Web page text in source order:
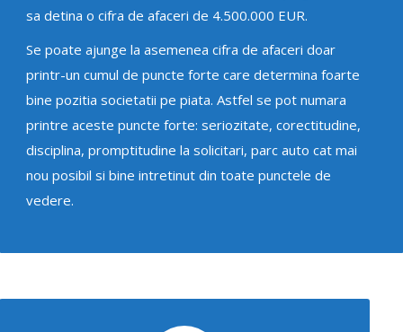
sa detina o cifra de afaceri de 4.500.000 EUR.
Se poate ajunge la asemenea cifra de afaceri doar
printr-un cumul de puncte forte care determina foarte
bine pozitia societatii pe piata. Astfel se pot numara
printre aceste puncte forte: seriozitate, corectitudine,
disciplina, promptitudine la solicitari, parc auto cat mai
nou posibil si bine intretinut din toate punctele de
vedere.